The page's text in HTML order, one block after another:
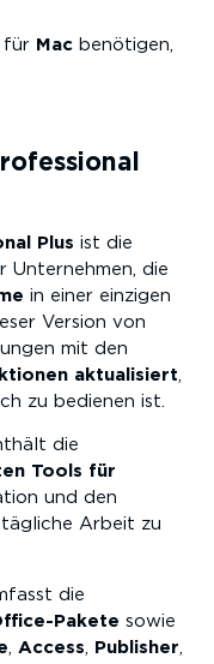
für Mac benötigen,
Plus ist die
Unternehmen, die
in einer einzigen
Version von
mit den
aktualisiert
zu bedienen ist.
die
Tools für
und den
Arbeit zu
die
Pakete sowie
Access Publisher